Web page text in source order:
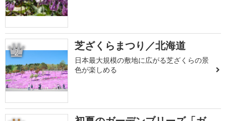
2 芝ざくらまつり／北海道
日本最大規模の敷地に広がる芝ざくらの景
色が楽しめる